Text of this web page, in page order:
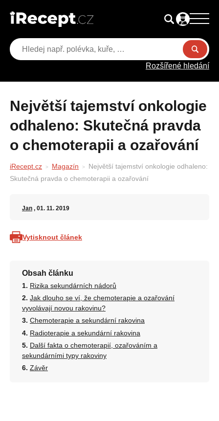
Rozšířené hledání
Největší tajemství onkologie
odhaleno: Skutečná pravda
o chemoterapii a ozařování
iRecept.cz Magazín
Největší tajemství onkologie odhaleno:
Skutečná pravda o chemoterapii a ozařování
Jan , 01. 11. 2019
Vytisknout článek
Obsah článku
Rizika sekundárních nádorů
Jak dlouho se ví, že chemoterapie a ozařování
vyvolávají novou rakovinu?
Chemoterapie a sekundární rakovina
Radioterapie a sekundární rakovina
Další fakta o chemoterapií, ozařováním a
sekundárními typy rakoviny
Závěr